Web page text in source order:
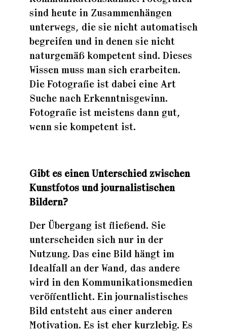
sind heute in Zusammenhängen
unterwegs, die sie nicht automatisch
begreifen und in denen sie nicht
naturgemäß kompetent sind. Dieses
Wissen muss man sich erarbeiten.
Die Fotografie ist dabei eine Art
Suche nach Erkenntnisgewinn.
Fotografie ist meistens dann gut,
wenn sie kompetent ist.
Gibt es einen Unterschied zwischen
Kunstfotos und journalistischen
Bildern?
Der Übergang ist fließend. Sie
unterscheiden sich nur in der
Nutzung. Das eine Bild hängt im
Idealfall an der Wand, das andere
wird in den Kommunikationsmedien
veröffentlicht. Ein journalistisches
Bild entsteht aus einer anderen
Motivation. Es ist eher kurzlebig. Es